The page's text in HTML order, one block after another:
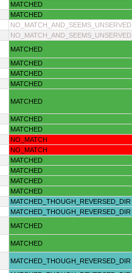
MATCHED
MATCHED
NO_MATCH_AND_SEEMS_UNSERVED
NO_MATCH_AND_SEEMS_UNSERVED
MATCHED
MATCHED
MATCHED
MATCHED
MATCHED
MATCHED
MATCHED
NO_MATCH
NO_MATCH
MATCHED
MATCHED
MATCHED
MATCHED
MATCHED_THOUGH_REVERSED_DIR
MATCHED_THOUGH_REVERSED_DIR
MATCHED
MATCHED
MATCHED_THOUGH_REVERSED_DIR